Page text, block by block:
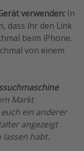
verwenden: In
dass ihr den Link
beim iPhone.
von einem
Markt
ein anderer
angezeigt
habt.